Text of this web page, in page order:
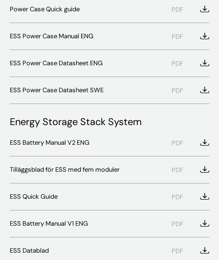
Power Case Quick guide PDF
ESS Power Case Manual ENG PDF
ESS Power Case Datasheet ENG PDF
ESS Power Case Datasheet SWE PDF
Energy Storage Stack System
ESS Battery Manual V2 ENG PDF
Tilläggsblad för ESS med fem moduler PDF
ESS Quick Guide PDF
ESS Battery Manual V1 ENG PDF
ESS Datablad PDF